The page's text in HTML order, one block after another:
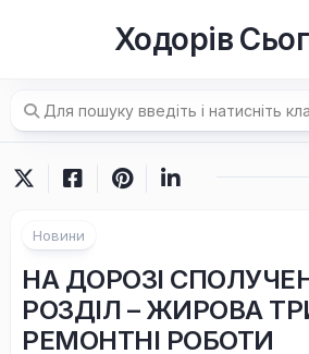
Ходорів
Новини
НА ДОРОЗІ
РОЗДІЛ – ЖИРОВА
РЕМОНТНІ РОБОТИ